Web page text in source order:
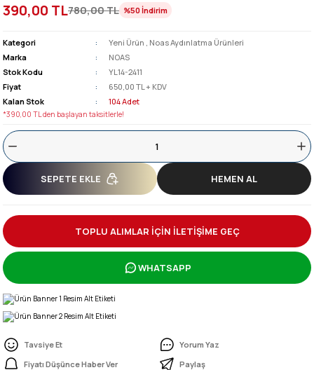
390,00 TL780,00 TL %50İndirim
Kategori Yeni Ürün , Noas Aydınlatma Ürünleri
Marka
NOAS
Stok Kodu
YL14-2411
Fiyat
650,00 TL + KDV
Kalan Stok
104 Adet
*390,00 TL den başlayan taksitlerle!
SEPETE EKLE HEMEN AL
TOPLU ALIMLAR İÇİN İLETİŞİME GEÇ
WHATSAPP
Tavsiye Et
Yorum Yaz
Fiyatı Düşünce Haber Ver
Paylaş